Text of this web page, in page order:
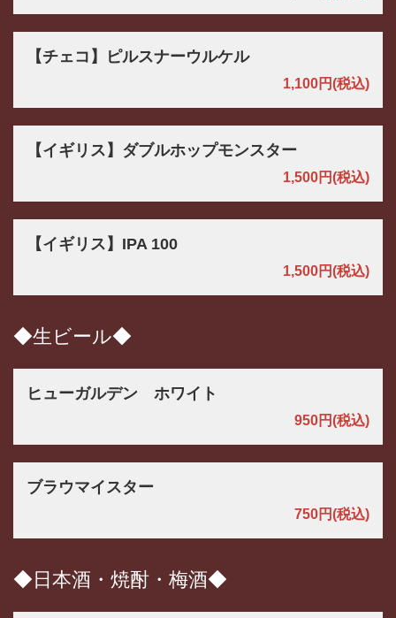
【チェコ】ピルスナーウルケル
1,100円(税込)
【イギリス】ダブルホップモンスター
1,500円(税込)
【イギリス】IPA 100
1,500円(税込)
◆生ビール◆
ヒューガルデン ホワイト
950円(税込)
ブラウマイスター
750円(税込)
◆日本酒・焼酎・梅酒◆